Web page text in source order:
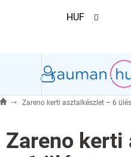
HUF
Zareno kerti asztalkészlet – 6
Zareno